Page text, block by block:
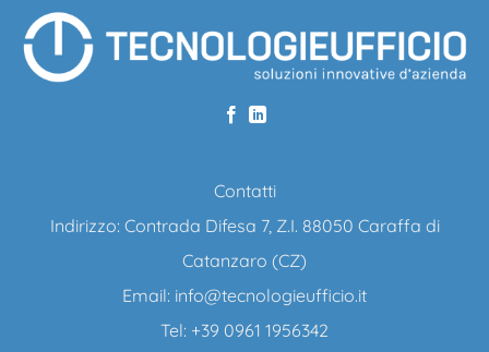
Contatti
Indirizzo: Contrada Difesa 7, Z.I. 88050 Caraffa di
Catanzaro (CZ)
Email: info@tecnologieufficio.it
Tel: +39 0961 1956342